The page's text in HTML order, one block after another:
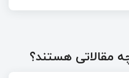
مقالاتی هستند؟